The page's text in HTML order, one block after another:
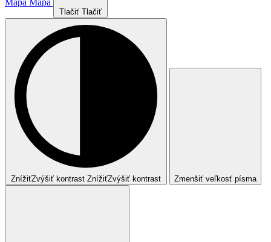
Tlačiť Tlačiť
ZnížiťZvýšiť kontrast ZnížiťZvýšiť kontrast Zmenšiť veľkosť písma